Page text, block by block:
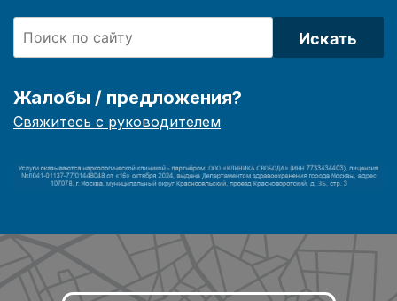
Искать
Жалобы / предложения?
Свяжитесь с руководителем